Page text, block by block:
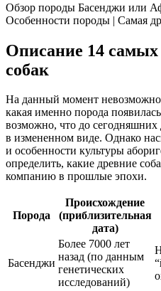
Обзор породы Басенджи или
Особенности породы | Самая
Описание 14 самых
собак
На данный момент невозможно
какая именно порода
возможно, что до
в измененном виде. Однако
и особенности культуры
определить, какие древние
компанию в прошлые эпохи.
Порода
Происхождение
(приблизительная
дата)
Басенджи
Более 7000 лет
назад (по данным
генетических
исследований)